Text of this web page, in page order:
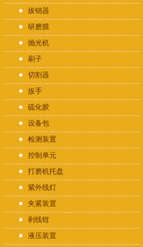
拔销器
研磨膜
抛光机
刷子
切割器
扳手
硫化胶
设备包
检测装置
控制单元
打磨机托盘
紫外线灯
夹紧装置
剥线钳
液压装置